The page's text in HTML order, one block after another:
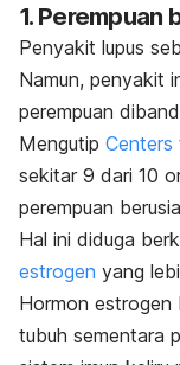
1. Perempuan
Penyakit lupus
Namun, penyakit
perempuan
Mengutip Centers
sekitar 9 dari 10
perempuan
Hal ini diduga
estrogen yang
Hormon estrogen
tubuh sementara